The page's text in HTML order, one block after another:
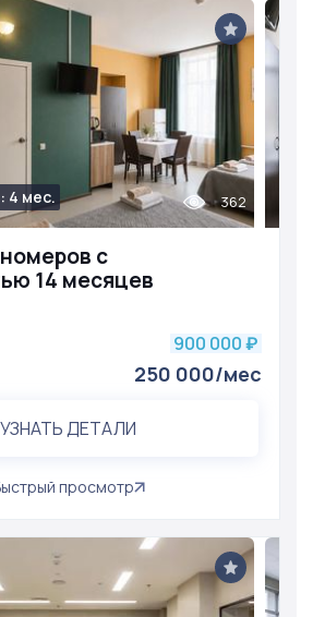
с
14 месяцев
4 мес. 362
900 000 ₽
250 000/мес
УЗНАТЬ ДЕТАЛИ
просмотр